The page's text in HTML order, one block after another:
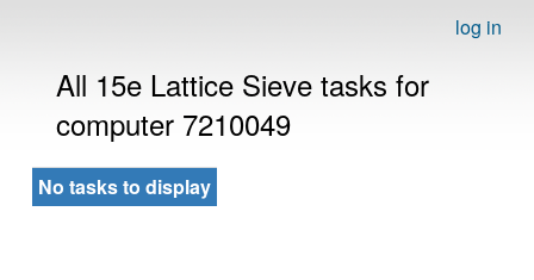
log in
All 15e Lattice Sieve tasks for
computer 7210049
No tasks to display